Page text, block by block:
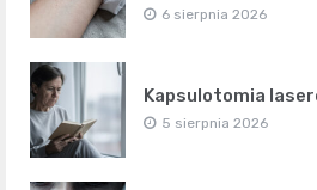
6 sierpnia 2026
Kapsulotomia
5 sierpnia 2026